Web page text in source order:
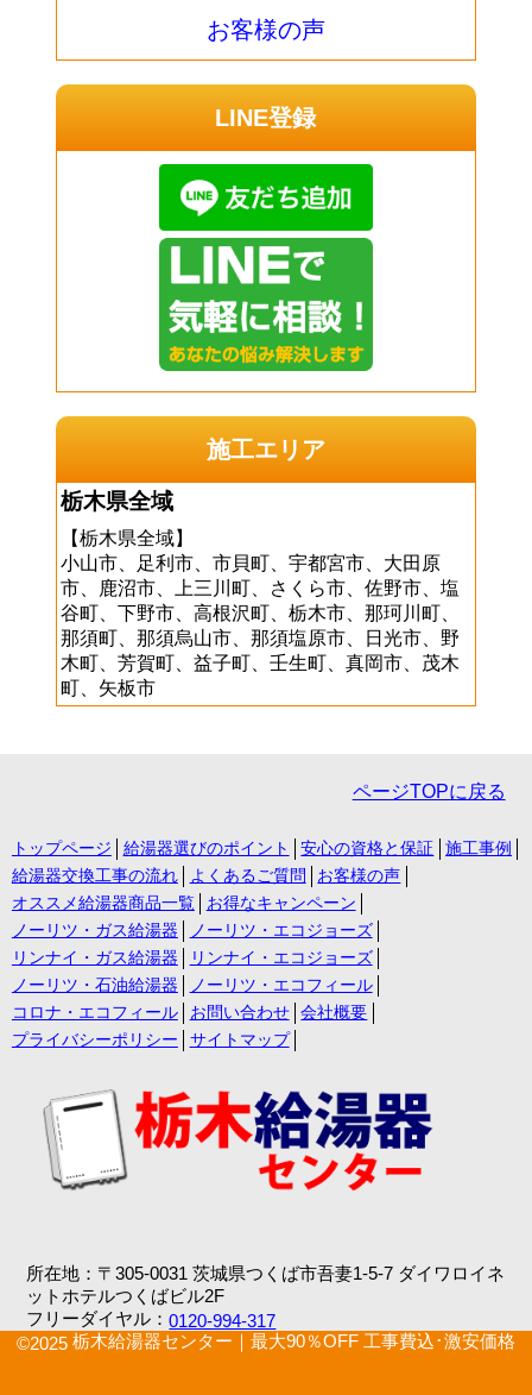
お客様の声
LINE登録
施工エリア
栃木県全域
【栃木県全域】
小山市、足利市、市貝町、宇都宮市、大田原
市、鹿沼市、上三川町、さくら市、佐野市、塩
谷町、下野市、高根沢町、栃木市、那珂川町、
那須町、那須烏山市、那須塩原市、日光市、野
木町、芳賀町、益子町、壬生町、真岡市、茂木
町、矢板市
ページTOPに戻る
トップページ 給湯器選びのポイント 安心の資格と保証
施工事例
給湯器交換工事の流れ
よくあるご質問
お客様の声
オススメ給湯器商品一覧
お得なキャンペーン
ノーリツ・ガス給湯器
ノーリツ・エコジョーズ
リンナイ・ガス給湯器
リンナイ・エコジョーズ
ノーリツ・石油給湯器
ノーリツ・エコフィール
コロナ・エコフィール
お問い合わせ
会社概要
プライバシーポリシー
サイトマップ
所在地：〒305-0031 茨城県つくば市吾妻1-5-7 ダイワロイネ
ットホテルつくばビル2F
フリーダイヤル：0120-994-317
©2025 栃木給湯器センター｜最大90％OFF 工事費込･激安価格